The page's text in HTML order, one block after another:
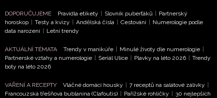
DOPORUČUJEME Pravidla etikety | Slovník puberťáků | Partnerský
horoskop | Testy a kvízy | Andělská čísla | Cestování | Numerologie podle
data narození | Letní trendy
AKTUÁLNÍ TÉMATA Trendy v manikúře | Minulé životy dle numerologie |
Partnerské vztahy a numerologie | Seriál Ulice | Plavky na léto 2026 | Trendy
boty na léto 2026
VAŘENÍ A RECEPTY Vláčné domácí housky | 7 receptů na salátové zálivky |
Francouzská třešňová bublanina (Clafoutis) | Pařížské rohlíčky | 30 nejlepších